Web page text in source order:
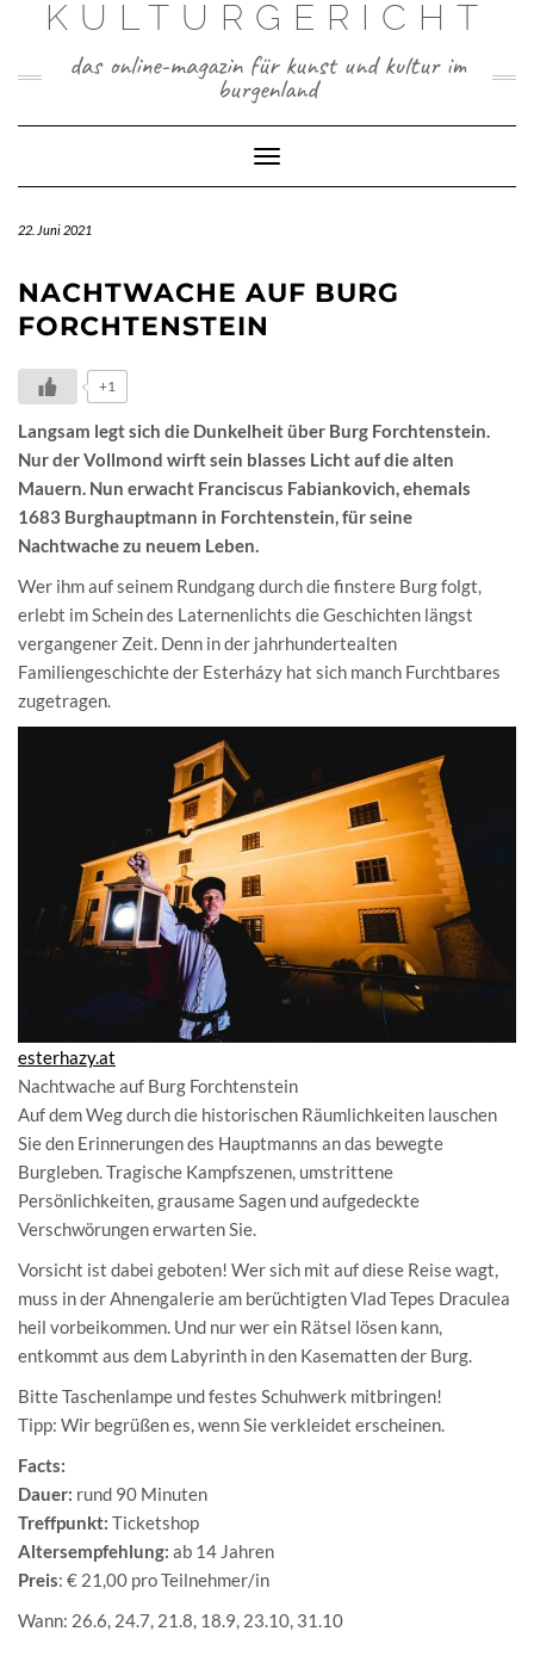
KULTURGERICHT
das online-magazin für kunst und kultur im
burgenland
Toggle
Navigation
22. Juni 2021
NACHTWACHE AUF BURG
FORCHTENSTEIN
+1
Langsam legt sich die Dunkelheit über Burg Forchtenstein.
Nur der Vollmond wirft sein blasses Licht auf die alten
Mauern. Nun erwacht Franciscus Fabiankovich, ehemals
1683 Burghauptmann in Forchtenstein, für seine
Nachtwache zu neuem Leben.
Wer ihm auf seinem Rundgang durch die finstere Burg folgt,
erlebt im Schein des Laternenlichts die Geschichten längst
vergangener Zeit. Denn in der jahrhundertealten
Familiengeschichte der Esterházy hat sich manch Furchtbares
zugetragen.
esterhazy.at
Nachtwache auf Burg Forchtenstein
Auf dem Weg durch die historischen Räumlichkeiten lauschen
Sie den Erinnerungen des Hauptmanns an das bewegte
Burgleben. Tragische Kampfszenen, umstrittene
Persönlichkeiten, grausame Sagen und aufgedeckte
Verschwörungen erwarten Sie.
Vorsicht ist dabei geboten! Wer sich mit auf diese Reise wagt,
muss in der Ahnengalerie am berüchtigten Vlad Tepes Draculea
heil vorbeikommen. Und nur wer ein Rätsel lösen kann,
entkommt aus dem Labyrinth in den Kasematten der Burg.
Bitte Taschenlampe und festes Schuhwerk mitbringen!
Tipp: Wir begrüßen es, wenn Sie verkleidet erscheinen.
Facts:
Dauer: rund 90 Minuten
Treffpunkt: Ticketshop
Altersempfehlung: ab 14 Jahren
Preis: € 21,00 pro Teilnehmer/in
Wann: 26.6, 24.7, 21.8, 18.9, 23.10, 31.10